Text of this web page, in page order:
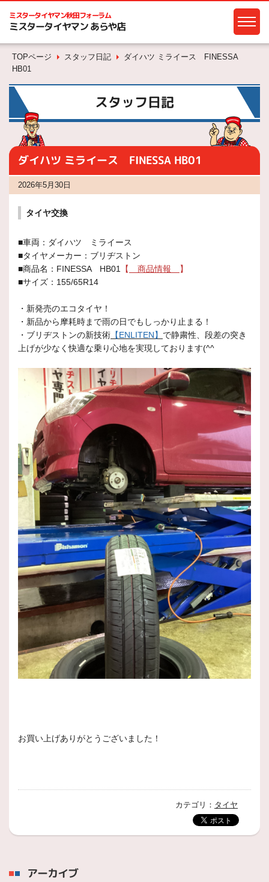
ミスタータイヤマン秋田フォーラム
ミスタータイヤマン あらや店
TOPページ スタッフ日記
ダイハツ ミライース FINESSA
HB01
スタッフ日記
ダイハツ ミライース FINESSA HB01
2026年5月30日
タイヤ交換
■車両：ダイハツ ミライース
■タイヤメーカー：ブリヂストン
■商品名：FINESSA HB01
【 商品情報
】
■サイズ：155/65R14
・新発売のエコタイヤ！
・新品から摩耗時まで雨の日でもしっかり止まる！
・ブリヂストンの新技術 【ENLITEN】 で静粛性、段差の突き
上げが少なく快適な乗り心地を実現しております(^^
お買い上げありがとうございました！
カテゴリ： タイヤ
アーカイブ